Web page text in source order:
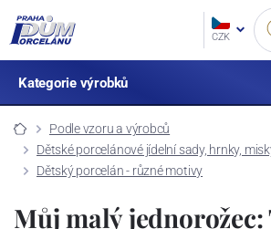
CZK
Kategorie výrobků
Podle vzoru a výrobců
Dětské porcelánové jídelní sady, hrnky,
Dětský porcelán - různé motivy
Můj malý